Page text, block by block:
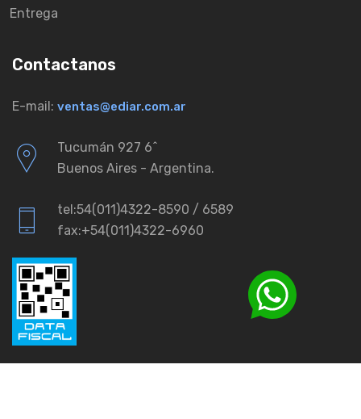
Entrega
Contactanos
E-mail: ventas@ediar.com.ar
Tucumán 927 6ˆ
Buenos Aires - Argentina.
tel:54(011)4322-8590 / 6589
fax:+54(011)4322-6960